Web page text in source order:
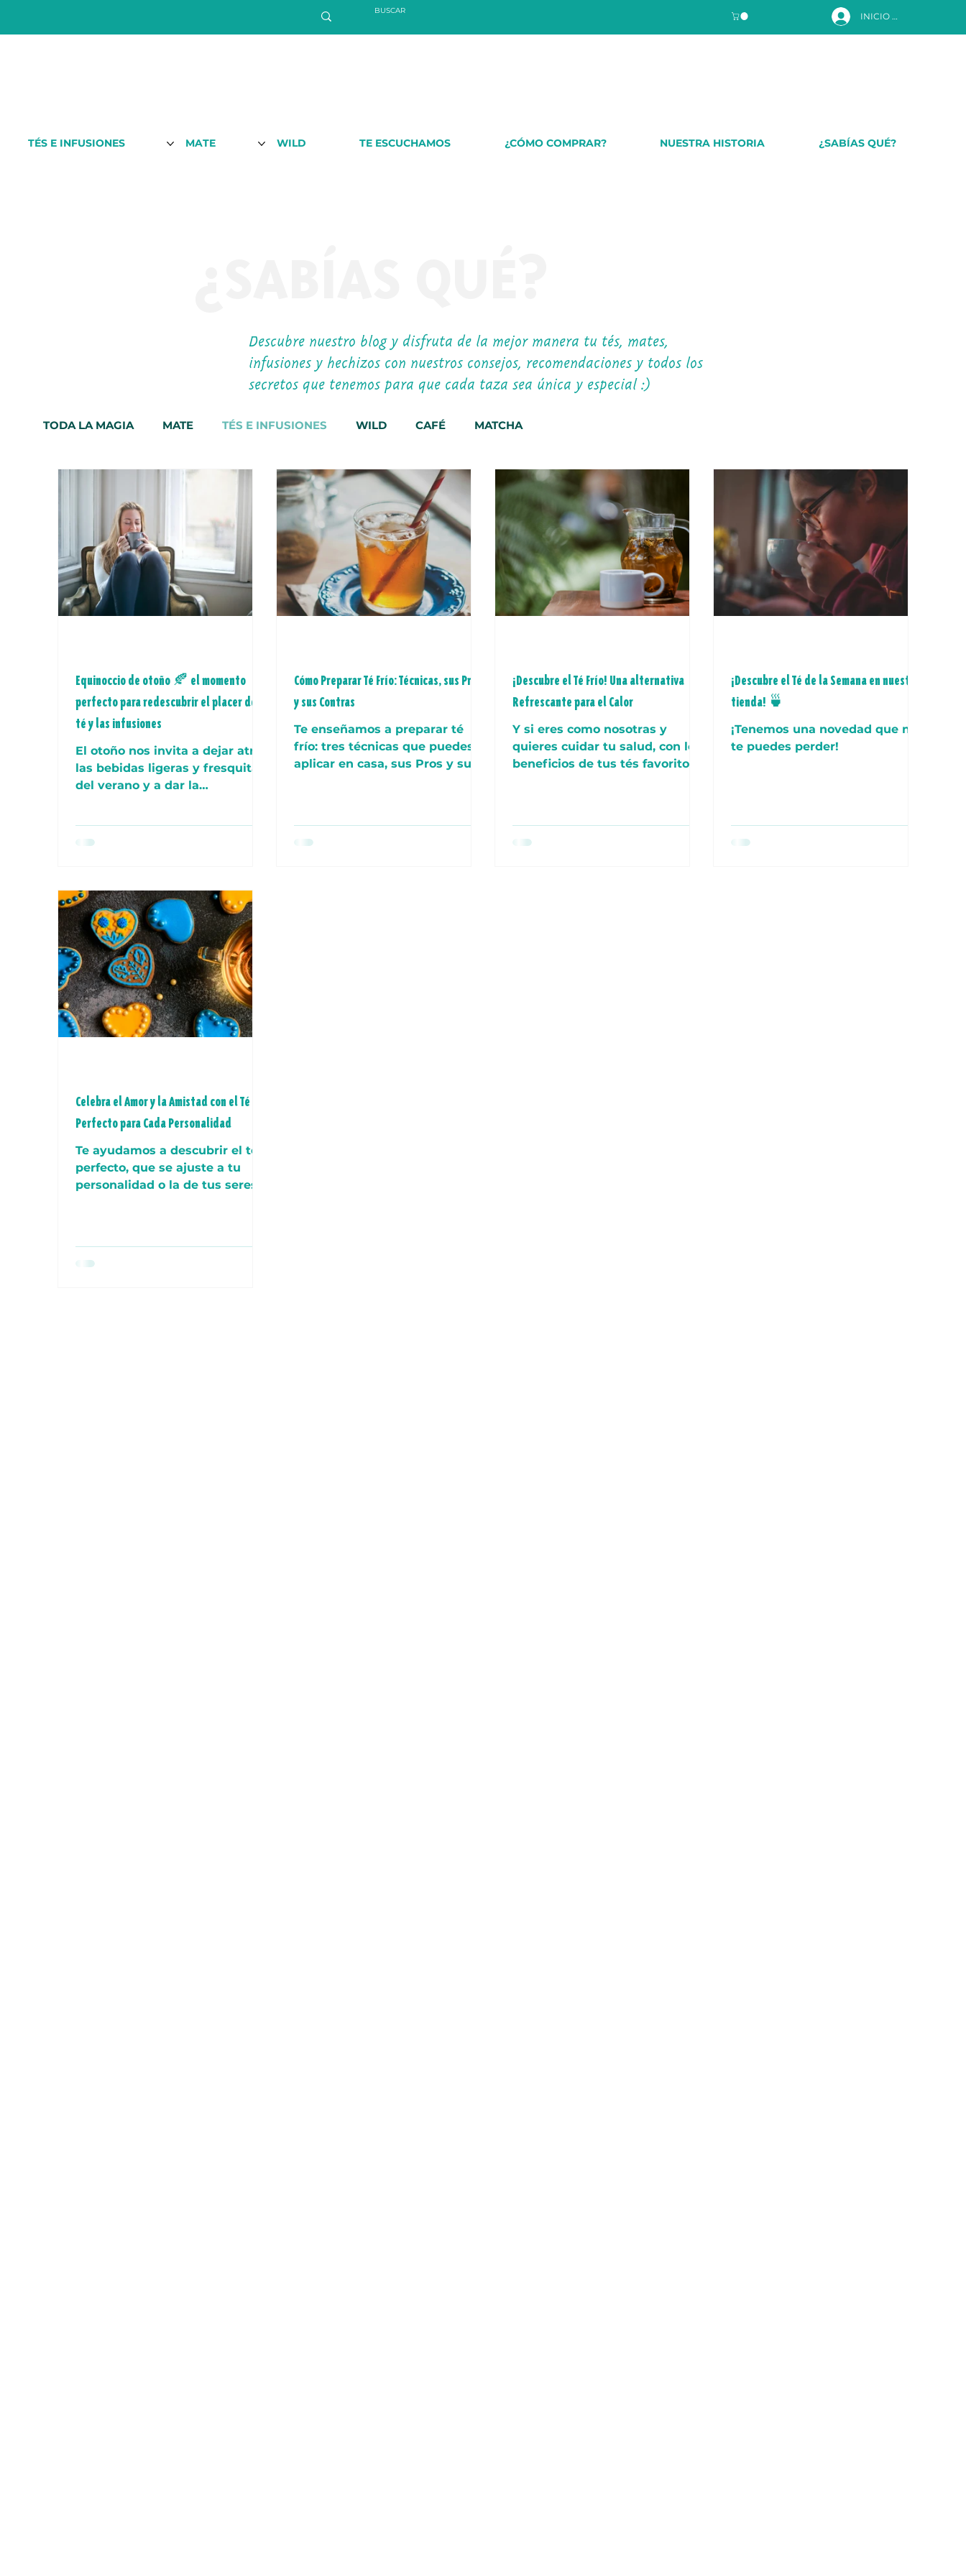
TÉS E INFUSIONES MATE WILD TE ESCUCHAMOS ¿CÓMO COMPRAR? NUESTRA HISTORIA ¿SABÍAS QUÉ?
INICIO DE SESIÓN
TODA LA MAGIA MATE TÉS E INFUSIONES WILD CAFÉ MATCHA
Equinoccio de otoño 🍂 el momento
perfecto para redescubrir el placer del
té y las infusiones
El otoño nos invita a dejar atrás
las bebidas ligeras y fresquitas
del verano y a dar la
infusiones y el mate.
Cómo Preparar Té Frío: Técnicas, sus Pros
y sus Contras
Te enseñamos a preparar té
frío: tres técnicas que puedes
aplicar en casa, sus Pros y sus
¡Descubre el Té Frío! Una alternativa
Refrescante para el Calor
Y si eres como nosotras y
quieres cuidar tu salud, con los
beneficios de tus tés favoritos
¡Descubre el Té de la Semana en nuestra
tienda! 🍵
¡Tenemos una novedad que no
te puedes perder!
Celebra el Amor y la Amistad con el Té
Perfecto para Cada Personalidad
Te ayudamos a descubrir el té
perfecto, que se ajuste a tu
personalidad o la de tus seres
Descubre nuestro blog y disfruta de la mejor manera tu tés, mates,
infusiones y hechizos con nuestros consejos, recomendaciones y todos los
secretos que tenemos para que cada taza sea única y especial :)